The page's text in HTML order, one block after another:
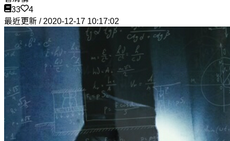
33
4
最近更新 / 2020-12-17 10:17:02